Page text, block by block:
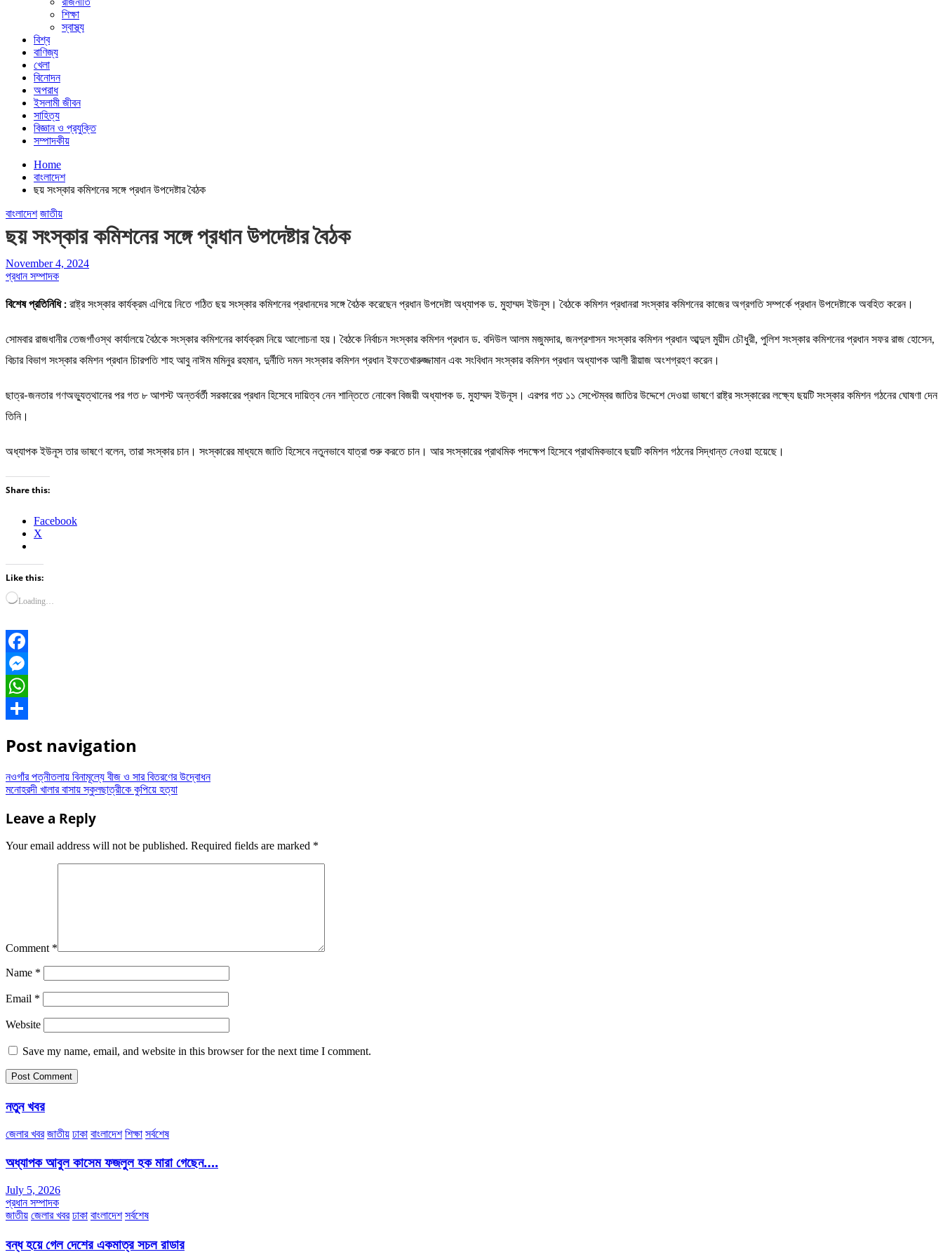
শিক্ষা
স্বাস্থ্য
বিশ্ব
বাণিজ্য
খেলা
বিনোদন
অপরাধ
ইসলামী জীবন
সাহিত্য
বিজ্ঞান ও প্রযুক্তি
সম্পাদকীয়
Home
বাংলাদেশ
ছয় সংস্কার কমিশনের সঙ্গে প্রধান উপদেষ্টার বৈঠক
বাংলাদেশ জাতীয়
ছয় সংস্কার কমিশনের সঙ্গে প্রধান উপদেষ্টার বৈঠক
November 4, 2024
প্রধান সম্পাদক
বিশেষ প্রতিনিধি : রাষ্ট্র সংস্কার কার্যক্রম এগিয়ে নিতে গঠিত ছয় সংস্কার কমিশনের প্রধানদের সঙ্গে বৈঠক করেছেন প্রধান উপদেষ্টা অধ্যাপক ড. মুহাম্মদ ইউনূস। বৈঠকে কমিশন প্রধানরা সংস্কার কমিশনের কাজের অগ্রগতি সম্পর্কে প্রধান উপদেষ্টাকে অবহিত করেন।
সোমবার রাজধানীর তেজগাঁওস্থ কার্যালয়ে বৈঠকে সংস্কার কমিশনের কার্যক্রম নিয়ে আলোচনা হয়। বৈঠকে নির্বাচন সংস্কার কমিশন প্রধান ড. বদিউল আলম মজুমদার, জনপ্রশাসন সংস্কার কমিশন প্রধান আব্দুল মুয়ীদ চৌধুরী, পুলিশ সংস্কার কমিশনের প্রধান সফর রাজ হোসেন,
বিচার বিভাগ সংস্কার কমিশন প্রধান চিারপতি শাহ আবু নাঈম মমিনুর রহমান, দুর্নীতি দমন সংস্কার কমিশন প্রধান ইফতেখারুজ্জামান এবং সংবিধান সংস্কার কমিশন প্রধান অধ্যাপক আলী রীয়াজ অংশগ্রহণ করেন।
ছাত্র-জনতার গণঅভ্যুত্থানের পর গত ৮ আগস্ট অন্তর্বর্তী সরকারের প্রধান হিসেবে দায়িত্ব নেন শান্তিতে নোবেল বিজয়ী অধ্যাপক ড. মুহাম্মদ ইউনূস। এরপর গত ১১ সেপ্টেম্বর জাতির উদ্দেশে দেওয়া ভাষণে রাষ্ট্র সংস্কারের লক্ষ্যে ছয়টি সংস্কার কমিশন গঠনের ঘোষণা দেন
তিনি।
অধ্যাপক ইউনূস তার ভাষণে বলেন, তারা সংস্কার চান। সংস্কারের মাধ্যমে জাতি হিসেবে নতুনভাবে যাত্রা শুরু করতে চান। আর সংস্কারের প্রাথমিক পদক্ষেপ হিসেবে প্রাথমিকভাবে ছয়টি কমিশন গঠনের সিদ্ধান্ত নেওয়া হয়েছে।
Share this:
Facebook
X
Like this:
Loading…
Facebook
Messenger
WhatsApp
Post navigation
নওগাঁর পত্নীতলায় বিনামূল্যে বীজ ও সার বিতরণের উদ্বোধন
মনোহরদী খালার বাসায় স্কুলছাত্রীকে কুপিয়ে হত্যা
Leave a Reply
Your email address will not be published. Required fields are marked *
Comment *
Name *
Email *
Website
Save my name, email, and website in this browser for the next time I comment.
নতুন খবর
জেলার খবর জাতীয় ঢাকা বাংলাদেশ শিক্ষা সর্বশেষ
অধ্যাপক আবুল কাসেম ফজলুল হক মারা গেছেন….
July 5, 2026
প্রধান সম্পাদক
জাতীয় জেলার খবর ঢাকা বাংলাদেশ সর্বশেষ
বন্ধ হয়ে গেল দেশের একমাত্র সচল রাডার